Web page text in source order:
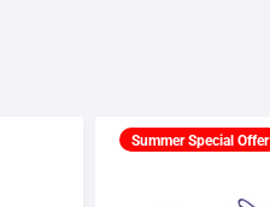
Summer Special Offer